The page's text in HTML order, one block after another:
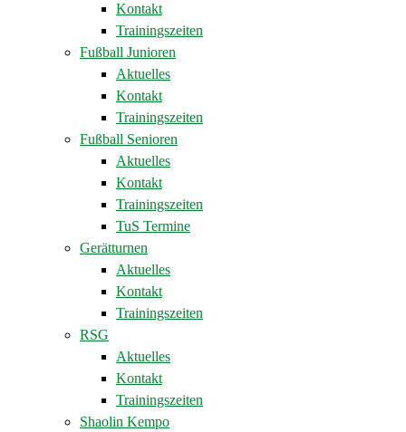
Kontakt
Trainingszeiten
Fußball Junioren
Aktuelles
Kontakt
Trainingszeiten
Fußball Senioren
Aktuelles
Kontakt
Trainingszeiten
TuS Termine
Gerätturnen
Aktuelles
Kontakt
Trainingszeiten
RSG
Aktuelles
Kontakt
Trainingszeiten
Shaolin Kempo